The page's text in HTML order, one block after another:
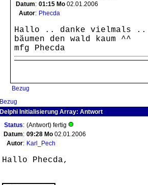
Datum: 01:15 Mo 02.01.2006
Autor: Phecda
Hallo .. danke vielmals
bäumen den wald kaum ^^
mfg Phecda
Bezug
Bezug
Delphi Initialisierung Array: Antwort
Status: (Antwort) fertig
Datum: 09:28 Mo 02.01.2006
Autor: Karl_Pech
Hallo Phecda,